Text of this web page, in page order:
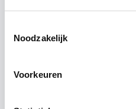
Noodzakelijk
Voorkeuren
Projects
Contact